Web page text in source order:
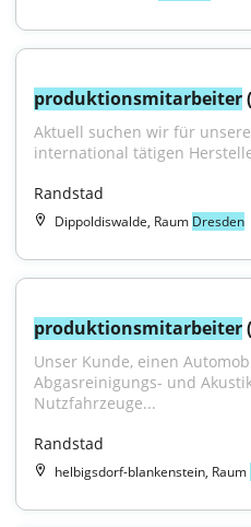
produktionsmitarbeiter
Aktuell suchen wir für
international tätigen
Randstad
Dippoldiswalde, Raum Dresden
produktionsmitarbeiter
Unser Kunde, einen
Abgasreinigungs- und
Nutzfahrzeuge...
Randstad
helbigsdorf-blankenstein, Raum